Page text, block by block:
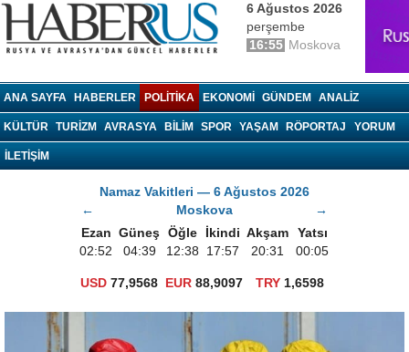
6 Ağustos 2026
perşembe
16:55 Moskova
ANA SAYFA HABERLER POLITIKA EKONOMI GÜNDEM ANALIZ
KÜLTÜR TURIZM AVRASYA BILIM SPOR YAŞAM RÖPORTAJ YORUM
İLETİŞİM
Namaz Vakitleri — 6 Ağustos 2026
←
Moskova
→
Ezan Güneş Öğle İkindi Akşam
Yatsı
02:52
04:39 12:38 17:57 20:31 00:05
USD 77,9568 EUR 88,9097 TRY1,6598